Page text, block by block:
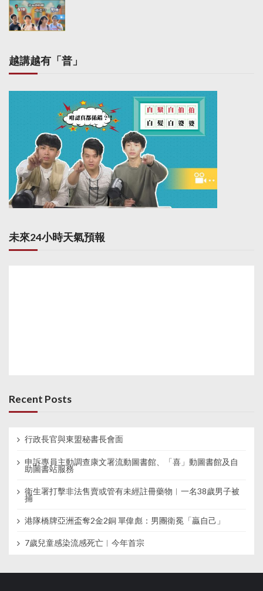
越講越有「普」
未來24小時天氣預報
Recent Posts
行政長官與東盟秘書長會面
申訴專員主動調查康文署流動圖書館、「喜」動圖書館及自
助圖書站服務
衞生署打擊非法售賣或管有未經註冊藥物︱一名38歲男子被
捕
港隊橋牌亞洲盃奪2金2銅 單偉彪：男團衛冕「贏自己」
7歲兒童感染流感死亡︱今年首宗